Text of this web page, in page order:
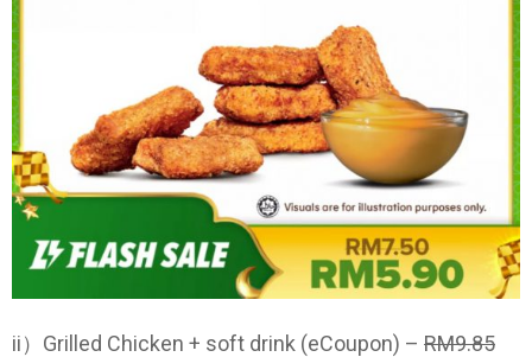
ii）Grilled Chicken + soft drink (eCoupon) – RM9.85